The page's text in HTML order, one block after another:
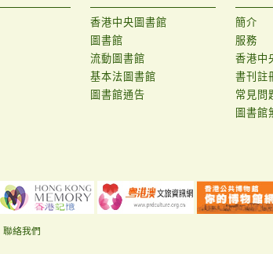
香港中央圖書館
圖書館
流動圖書館
基本法圖書館
圖書館通告
簡介
服務
香港中
書刊註
常見問
圖書館
聯絡我們